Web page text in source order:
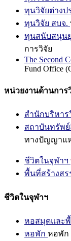
ทุนวิจัยต่างป
ทุนวิจัย สบจ.
ทุนสนับสนุน
การวิจัย
The Second
Fund Office
หน่วยงานด้านการ
สำนักบริหาร
สถาบันทรัพ
ทางปัญญาแ
ชีวิตในจุฬาฯ
พื้นที่สร้างสร
ชีวิตในจุฬาฯ
หอสมุดและ
หอพัก หอพัก